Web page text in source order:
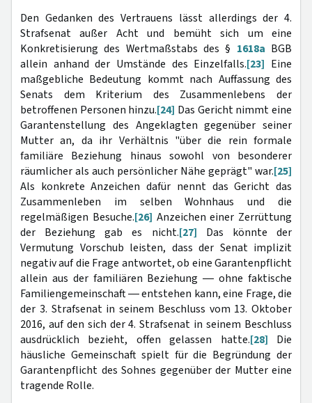
Den Gedanken des Vertrauens lässt allerdings der 4.
Strafsenat außer Acht und bemüht sich um eine
Konkretisierung des Wertmaßstabs des § 1618a BGB
allein anhand der Umstände des Einzelfalls.[23] Eine
maßgebliche Bedeutung kommt nach Auffassung des
Senats dem Kriterium des Zusammenlebens der
betroffenen Personen hinzu.[24] Das Gericht nimmt eine
Garantenstellung des Angeklagten gegenüber seiner
Mutter an, da ihr Verhältnis "über die rein formale
familiäre Beziehung hinaus sowohl von besonderer
räumlicher als auch persönlicher Nähe geprägt" war.[25]
Als konkrete Anzeichen dafür nennt das Gericht das
Zusammenleben im selben Wohnhaus und die
regelmäßigen Besuche.[26] Anzeichen einer Zerrüttung
der Beziehung gab es nicht.[27] Das könnte der
Vermutung Vorschub leisten, dass der Senat implizit
negativ auf die Frage antwortet, ob eine Garantenpflicht
allein aus der familiären Beziehung ― ohne faktische
Familiengemeinschaft ― entstehen kann, eine Frage, die
der 3. Strafsenat in seinem Beschluss vom 13. Oktober
2016, auf den sich der 4. Strafsenat in seinem Beschluss
ausdrücklich bezieht, offen gelassen hatte.[28] Die
häusliche Gemeinschaft spielt für die Begründung der
Garantenpflicht des Sohnes gegenüber der Mutter eine
tragende Rolle.